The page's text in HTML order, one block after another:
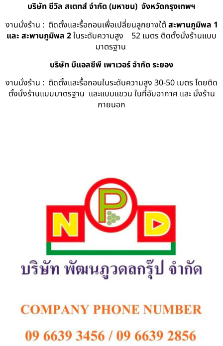
บริษัท ซีวิล สเตทส์ จำกัด (มหาชน) จังหวัดกรุงเทพฯ
งานนั่งร้าน : ติดตั้งและรื้อถอนเพื่อเปลี่ยนลูกยางใต้ สะพานภูมิพล 1
และ สะพานภูมิพล 2ในระดับความสูง 52 เมตร ติดตั้งนั่งร้านแบบ
มาตรฐาน
บริษัท บีแอลซีพี เพาเวอร์ จำกัด ระยอง
งานนั่งร้าน : ติดตั้งและรื้อถอนในระดับความสูง 30-50 เมตร โดยติด
ตั้งนั่งร้านแบบมาตรฐาน และแบบแขวน ในที่อับอากาศ และ นั่งร้าน
ภายนอก